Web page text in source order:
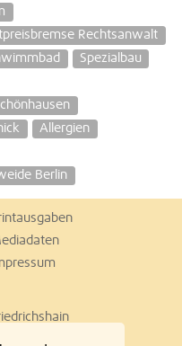
Rechtsanwalt
Spezialbau
Allergien
Berlin